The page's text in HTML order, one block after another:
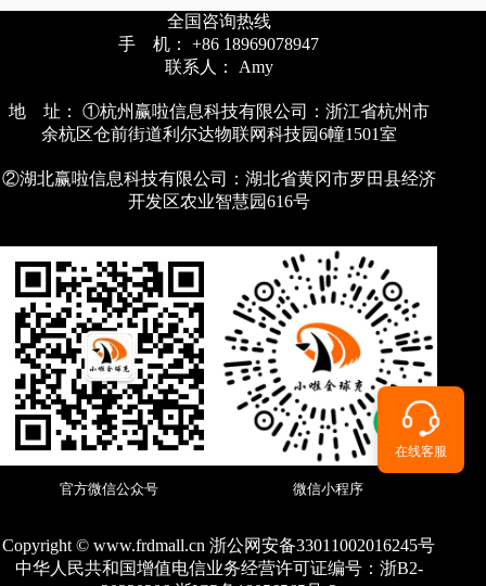
全国咨询热线
手 机： +86 18969078947
联系人： Amy
地 址： ①杭州赢啦信息科技有限公司：浙江省杭州市
余杭区仓前街道利尔达物联网科技园6幢1501室
②湖北赢啦信息科技有限公司：湖北省黄冈市罗田县经济
开发区农业智慧园616号
官方微信公众号 微信小程序
在线客服
Copyright © www.frdmall.cn 浙公网安备33011002016245号
中华人民共和国增值电信业务经营许可证编号： 浙B2-